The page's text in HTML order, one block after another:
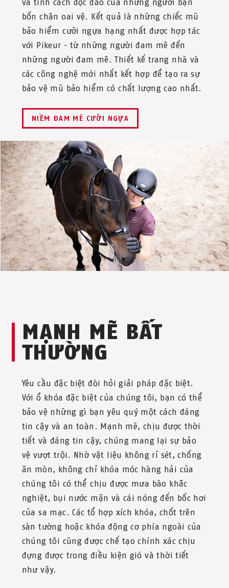
và tính cách độc đáo của những người bạn
bốn chân oai vệ. Kết quả là những chiếc mũ
bảo hiểm cưỡi ngựa hạng nhất được hợp tác
với Pikeur - từ những người đam mê đến
những người đam mê. Thiết kế trang nhã và
các công nghệ mới nhất kết hợp để tạo ra sự
bảo vệ mũ bảo hiểm có chất lượng cao nhất.
NIỀM ĐAM MÊ CƯỠI NGỰA
MẠNH MẼ BẤT
THƯỜNG
Yêu cầu đặc biệt đòi hỏi giải pháp đặc biệt.
Với ổ khóa đặc biệt của chúng tôi, bạn có thể
bảo vệ những gì bạn yêu quý một cách đáng
tin cậy và an toàn. Mạnh mẽ, chịu được thời
tiết và đáng tin cậy, chúng mang lại sự bảo
vệ vượt trội. Nhờ vật liệu không rỉ sét, chống
ăn mòn, không chỉ khóa móc hàng hải của
chúng tôi có thể chịu được mưa bão khắc
nghiệt, bụi nước mặn và cái nóng đến bốc hơi
của sa mạc. Các tổ hợp xích khóa, chốt trên
sàn tường hoặc khóa động cơ phía ngoài của
chúng tôi cũng được chế tạo chính xác chịu
đựng được trong điều kiện gió và thời tiết
như vậy.